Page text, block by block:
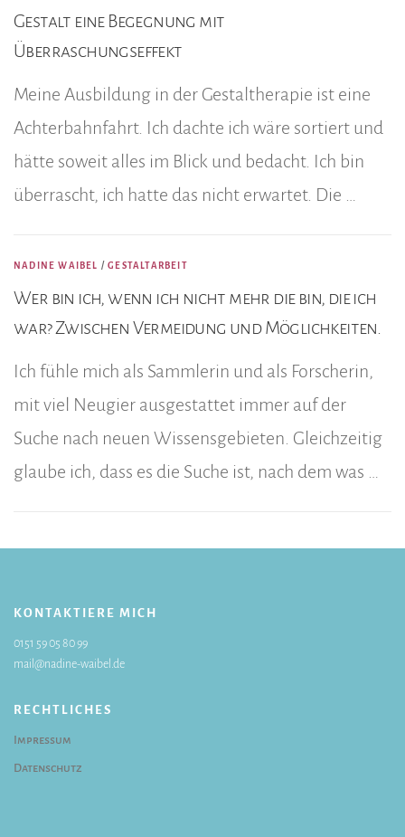
Gestalt eine Begegnung mit
Überraschungseffekt
Meine Ausbildung in der Gestaltherapie ist eine
Achterbahnfahrt. Ich dachte ich wäre sortiert und
hätte soweit alles im Blick und bedacht. Ich bin
überrascht, ich hatte das nicht erwartet. Die …
NADINE WAIBEL /GESTALTARBEIT
Wer bin ich, wenn ich nicht mehr die bin, die ich
war? Zwischen Vermeidung und Möglichkeiten.
Ich fühle mich als Sammlerin und als Forscherin,
mit viel Neugier ausgestattet immer auf der
Suche nach neuen Wissensgebieten. Gleichzeitig
glaube ich, dass es die Suche ist, nach dem was …
KONTAKTIERE MICH
0151 59 05 80 99
mail@nadine-waibel.de
RECHTLICHES
Impressum
Datenschutz